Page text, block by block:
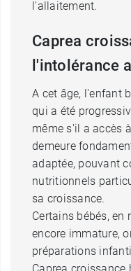
l'allaitement.
Caprea
l'intolérance
A cet âge, l'enfant
qui a été
même s'il a accès
demeure
adaptée, pouvant
nutritionnels
sa croissance.
Certains bébés,
encore immature,
préparations